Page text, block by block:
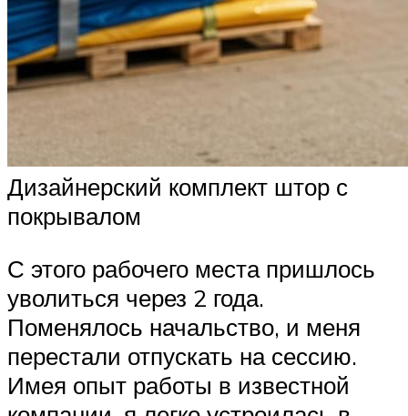
Дизайнерский комплект штор с
покрывалом
С этого рабочего места пришлось
уволиться через 2 года.
Поменялось начальство, и меня
перестали отпускать на сессию.
Имея опыт работы в известной